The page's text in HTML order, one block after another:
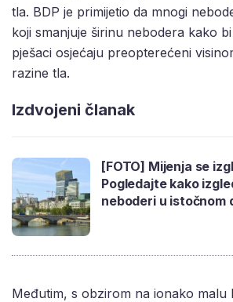
tla. BDP je primijetio da mnogi
koji smanjuje širinu nebodera kako
pješaci osjećaju preopterećeni
razine tla.
Izdvojeni članak
[FOTO] Mijenja se
Pogledajte kako
neboderi u istočnom
Međutim, s obzirom na ionako malu